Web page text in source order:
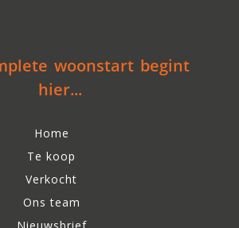
woonstart begint
hier...
Home
Te koop
Verkocht
Ons team